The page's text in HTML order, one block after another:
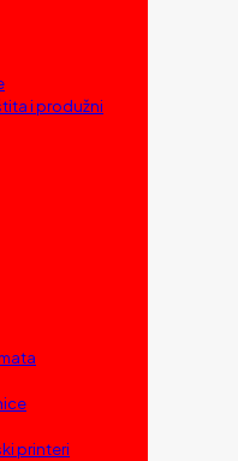
i produžni
printeri